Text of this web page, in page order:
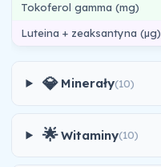
Tokoferol gamma (mg)
Luteina + zeaksantyna (µg)
💎 Minerały(10)
🌟 Witaminy(10)